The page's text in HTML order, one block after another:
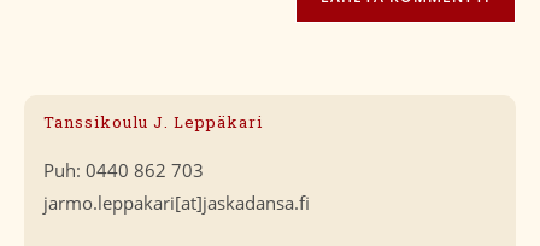
Tanssikoulu J. Leppäkari
Puh: 0440 862 703
jarmo.leppakari[at]jaskadansa.fi